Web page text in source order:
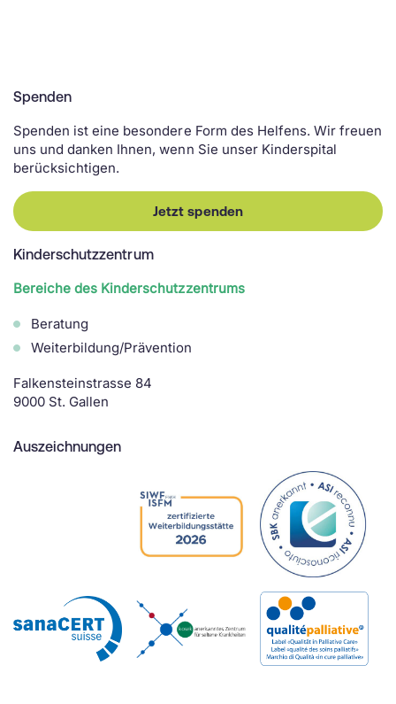
Spenden
Spenden ist eine besondere Form des Helfens. Wir freuen
uns und danken Ihnen, wenn Sie unser Kinderspital
berücksichtigen.
Jetzt spenden
Kinderschutzzentrum
Bereiche des Kinderschutzzentrums
Beratung
Weiterbildung/Prävention
Falkensteinstrasse 84
9000 St. Gallen
Auszeichnungen